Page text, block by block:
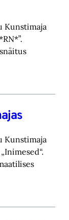
Kunstimaja
Kunstimaja